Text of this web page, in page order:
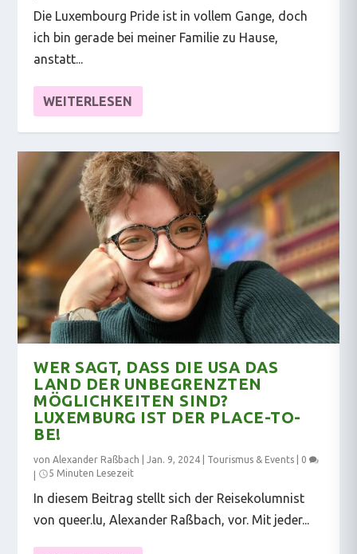
Die Luxembourg Pride ist in vollem Gange, doch
ich bin gerade bei meiner Familie zu Hause,
anstatt...
WEITERLESEN
WER SAGT, DASS DIE USA DAS
LAND DER UNBEGRENZTEN
MÖGLICHKEITEN SIND?
LUXEMBURG IST DER PLACE-TO-
BE!
vonAlexander Raßbach |Jan. 9, 2024 Tourismus & Events
0
5 Minuten Lesezeit
In diesem Beitrag stellt sich der Reisekolumnist
von queer.lu, Alexander Raßbach, vor. Mit jeder...